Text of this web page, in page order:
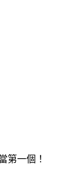
第一個！